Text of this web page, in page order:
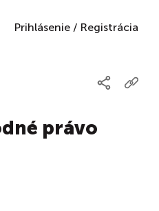
Prihlásenie / Registrácia
právo